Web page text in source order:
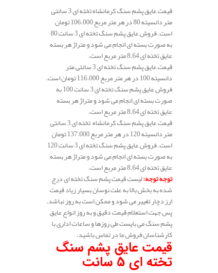
قیمت عایق پشم سنگ کرمانشاه تخته ای 3 سانتی
متر دانسیته 80 در هر متر مربع 106.000 تومان
است. فروش عایق پشم سنگ تخته ای 3 سانت 80
به صورت بسته ای انجام می شود و متراژ هر بسته
عایق تخته ای 8.64 متر مربع است.
قیمت عایق پشم سنگ تخته ای 3 سانتی متر
دانسیته 100 در هر متر مربع 116.000 تومان است.
فروش عایق پشم سنگ تخته ای 3 سانت 100 به
صورت بسته ای انجام می شود و متراژ هر بسته
عایق تخته ای 8.64 متر مربع است.
قیمت عایق پشم سنگ کرمانشاه تخته ای 3 سانتی
متر دانسیته 120 در هر متر مربع 137.000 تومان
است. فروش عایق پشم سنگ تخته ای 3 سانت 120
به صورت بسته ای انجام می شود و متراژ هر بسته
عایق تخته ای 8.64 متر مربع است.
توجه توجه:لیست قیمت پشم سنگ تخته ای درج
شده به بخش بالا به علت نوسان بسیار زیاد قیمت
ارز دچار تغییر می شود و ممکن است به روز نباشد.
پس جهت استعلام قیمت دقیق و به روز انواع عایق
پشم سنگ می بایست طی روزها و ساعات اداری با
کارشناسان فروش ما در تماس باشید.
قیمت عایق پشم سنگ
تخته ای 5 سانت